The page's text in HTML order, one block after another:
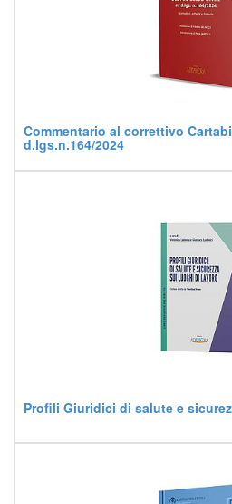
Commentario al correttivo
d.lgs.n.164/2024
Profili Giuridici di salute e